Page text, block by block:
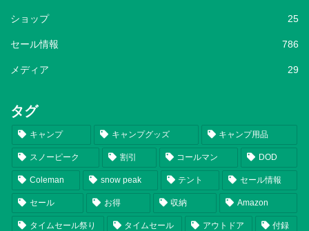
ショップ 25
セール情報 786
メディア 29
タグ
キャンプ キャンプグッズ キャンプ用品
スノーピーク 割引 コールマン DOD
Coleman snow peak テント セール情報
セール お得 収納 Amazon
タイムセール祭り タイムセール アウトドア 付録